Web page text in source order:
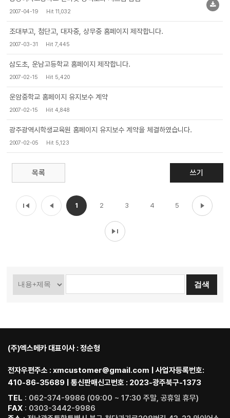
2007-04-19 Hit 11,032
조대부고, 첨단고, 대자중, 상무중 홈페이지 제작합니다.
2007-03-31 Hit 7,445
삼도초, 운남고등학교 홈페이지 제작합니다.
2007-02-15 Hit 5,420
운암중학교 홈페이지 유지보수 계약
2007-02-15 Hit 4,848
광주광역시학생교육원 홈페이지 유지보수 계약을 체결하였습니다.
2007-02-05 Hit 5,123
목록 쓰기
1 2 3 4 5
(주)엑스메카 대표이사 : 정순형
전자우편주소 : xmcustomer@gmail.com | 사업자등록번호:
410-86-35689 | 통신판매신고번호 : 2023-광주북구-1373
TEL : 062-374-9986 (09:00 ~ 17:30 주말, 공휴일 휴무)
FAX : 0303-3442-9986